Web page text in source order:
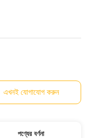
এখনই যোগাযোগ করুন
পণ্যের বর্ণনা